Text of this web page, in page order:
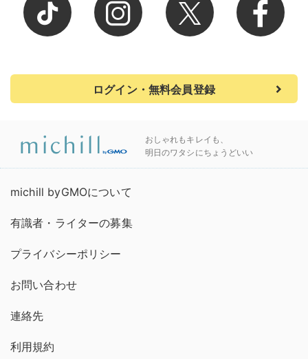
ログイン・無料会員登録
おしゃれもキレイも、
明日のワタシにちょうどいい
michill byGMOについて
有識者・ライターの募集
プライバシーポリシー
お問い合わせ
連絡先
利用規約